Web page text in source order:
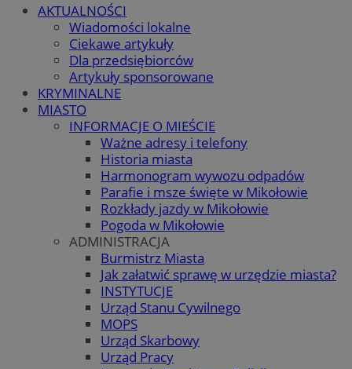
AKTUALNOŚCI
Wiadomości lokalne
Ciekawe artykuły
Dla przedsiębiorców
Artykuły sponsorowane
KRYMINALNE
MIASTO
INFORMACJE O MIEŚCIE
Ważne adresy i telefony
Historia miasta
Harmonogram wywozu odpadów
Parafie i msze święte w Mikołowie
Rozkłady jazdy w Mikołowie
Pogoda w Mikołowie
ADMINISTRACJA
Burmistrz Miasta
Jak załatwić sprawę w urzędzie miasta?
INSTYTUCJE
Urząd Stanu Cywilnego
MOPS
Urząd Skarbowy
Urząd Pracy